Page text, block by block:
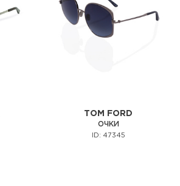
TOM FORD
ОЧКИ
ID: 47345